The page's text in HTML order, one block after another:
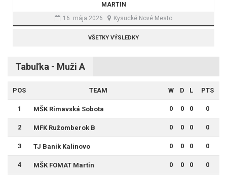
MARTIN
16. mája 2026
Kysucké Nové Mesto
VŠETKY VÝSLEDKY
Tabuľka - Muži A
POS TEAM W D L PTS
1 MŠK Rimavská Sobota 0 0 0 0
2 MFK Ružomberok B 0 0 0 0
3 TJ Baník Kalinovo 0 0 0 0
4 MŠK FOMAT Martin 0 0 0 0